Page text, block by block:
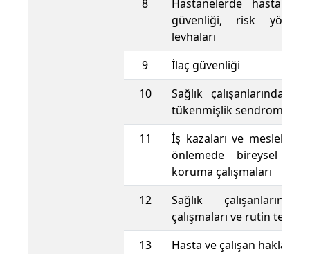
8
Hastanelerde hasta ve
güvenliği, risk
levhaları
9
İlaç güvenliği
10
Sağlık çalışanlarında
tükenmişlik sendromu
11
İş kazaları ve meslek
önlemede bireysel ve
koruma çalışmaları
12
Sağlık çalışanlarında
çalışmaları ve rutin
13
Hasta ve çalışan hakları,